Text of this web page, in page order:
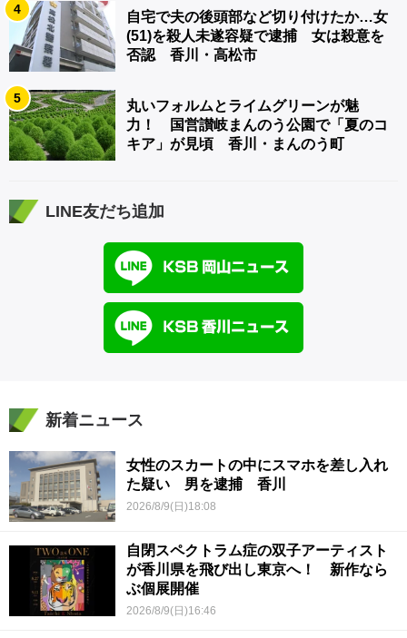
4
自宅で夫の後頭部など切り付けたか…女
(51)を殺人未遂容疑で逮捕 女は殺意を
否認 香川・高松市
5
丸いフォルムとライムグリーンが魅
力！ 国営讃岐まんのう公園で「夏のコ
キア」が見頃 香川・まんのう町
LINE友だち追加
新着ニュース
女性のスカートの中にスマホを差し入れ
た疑い 男を逮捕 香川
2026/8/9(日)18:08
自閉スペクトラム症の双子アーティスト
が香川県を飛び出し東京へ！ 新作なら
ぶ個展開催
2026/8/9(日)16:46